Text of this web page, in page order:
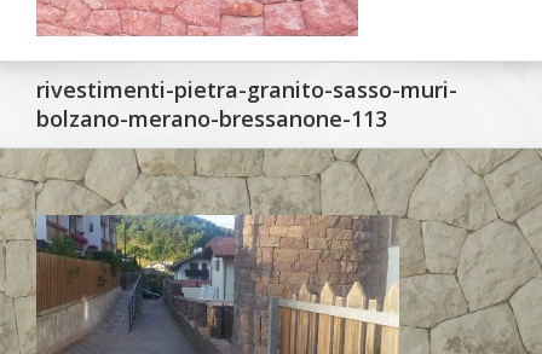
rivestimenti-pietra-granito-sasso-muri-
bolzano-merano-bressanone-113